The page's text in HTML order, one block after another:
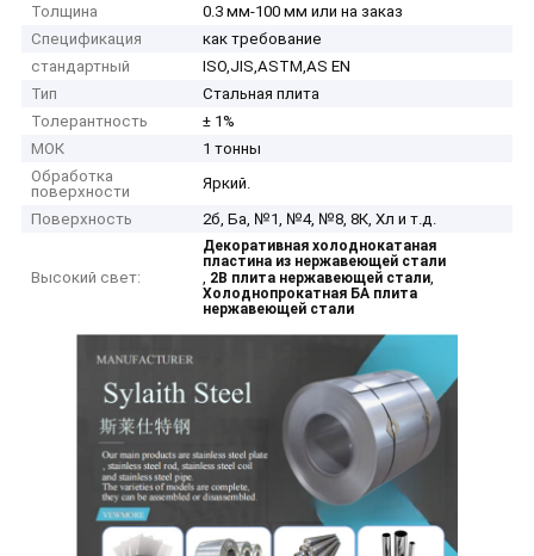
Толщина
0.3 мм-100 мм или на заказ
Спецификация
как требование
стандартный
ISO,JIS,ASTM,AS EN
Тип
Стальная плита
Толерантность
± 1%
МОК
1 тонны
Обработка
поверхности
Яркий.
Поверхность
2б, Ба, №1, №4, №8, 8К, Хл и т.д.
Высокий свет:
Декоративная холоднокатаная
пластина из нержавеющей стали
, 2B плита нержавеющей стали,
Холоднопрокатная БА плита
нержавеющей стали